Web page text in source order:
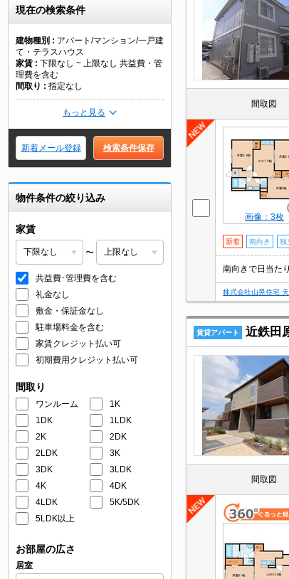
現在の検索条件
建物種別
アパート/マンション/一戸建
て・テラスハウス
家賃
下限なし ~ 上限なし 共益費・管
理費を含む
間取り
指定なし
もっと見る
新着メール登録 検索条件保存
物件条件の絞り込み
家賃
〜
共益費･管理費を含む
礼金なし
敷金・保証金なし
駐車場料金を含む
家賃クレジット払い可
初期費用クレジット払い可
間取り
ワンルーム
1K
1DK
1LDK
2K
2DK
2LDK
3K
3DK
3LDK
4K
4DK
4LDK
5K/5DK
5LDK以上
お部屋の広さ
居室
間取図
画像：3枚
新着 南向き 独
南向きで日当た
株式会社山晃住宅
賃貸アパート 近鉄田
間取図